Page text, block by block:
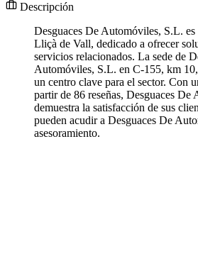
Descripción
Desguaces De Automóviles, S.L.
Lliçà de Vall, dedicado a ofrecer
servicios relacionados. La sede de
Automóviles, S.L. en C-155, km
un centro clave para el sector. Con
partir de 86 reseñas, Desguaces De
demuestra la satisfacción de sus
pueden acudir a Desguaces De
asesoramiento.